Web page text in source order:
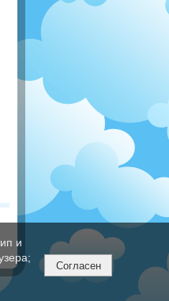
и
Согласен